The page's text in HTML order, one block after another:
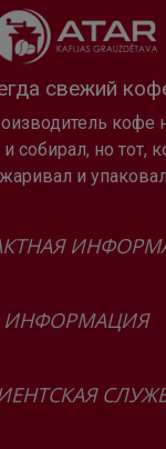
cienītājiem
automāts
Tas ir
vai augļu tējai.
vai atkaļķošana.
ar pogas
свежий
кофе
собирал, но тот,
и
ИНФОРМАЦИЯ